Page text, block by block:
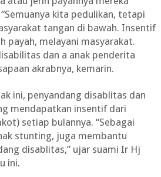
kita pedulikan, tetapi
tangan di bawah. Insentif
payah, melayani masyarakat.
dan a anak penderita
akrabnya, kemarin.
ini, penyandang disablitas dan
mendapatkan insentif dari
setiap bulannya. “Sebagai
stunting, juga membantu
disablitas,” ujar suami Ir Hj
ini.